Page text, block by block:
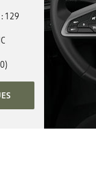
129